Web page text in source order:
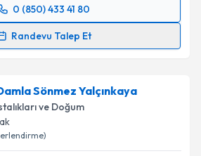
Talebini Gönder
0 (850) 433 41 80
Randevu Talep Et
Talebi
e-posta ile
Sönmez Yalçınkaya
ve Doğum